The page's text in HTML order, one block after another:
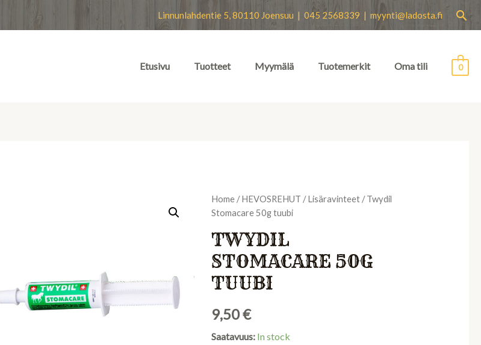
Linnunlahdentie 5, 80110 Joensuu | 045 2568339 | myynti@ladosta.fi Hae
Etusivu Tuotteet Myymälä Tuotemerkit Oma tili 0
Home/HEVOSREHUT /Lisäravinteet/ Twydil
Stomacare 50g tuubi
TWYDIL
STOMACARE 50G
TUUBI
9,50€
Saatavuus: In stock